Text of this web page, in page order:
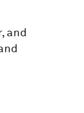
and